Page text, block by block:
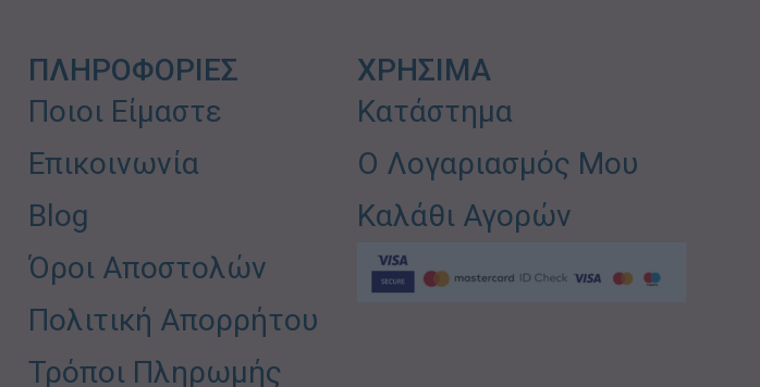
ΠΛΗΡΟΦΟΡΙΕΣ
Ποιοι Είμαστε
Επικοινωνία
Blog
Όροι Αποστολών
Πολιτική Απορρήτου
Τρόποι Πληρωμής
ΧΡΗΣΙΜΑ
Κατάστημα
Ο Λογαριασμός Μου
Καλάθι Αγορών